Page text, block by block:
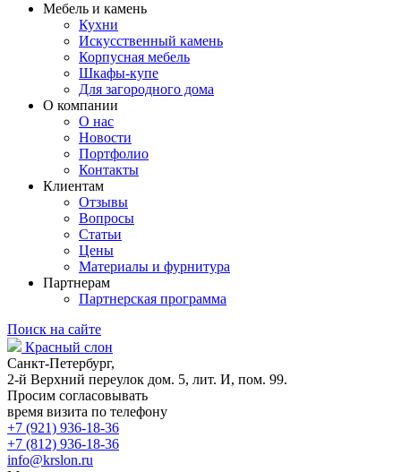
Мебель и камень
Кухни
Искусственный камень
Корпусная мебель
Шкафы-купе
Для загородного дома
О компании
О нас
Новости
Портфолио
Контакты
Клиентам
Отзывы
Вопросы
Статьи
Цены
Материалы и фурнитура
Партнерам
Партнерская программа
Поиск на сайте
Красный слон
Санкт-Петербург,
2-й Верхний переулок дом. 5, лит. И, пом. 99.
Просим согласовывать
время визита по телефону
+7 (921) 936-18-36
+7 (812) 936-18-36
info@krslon.ru